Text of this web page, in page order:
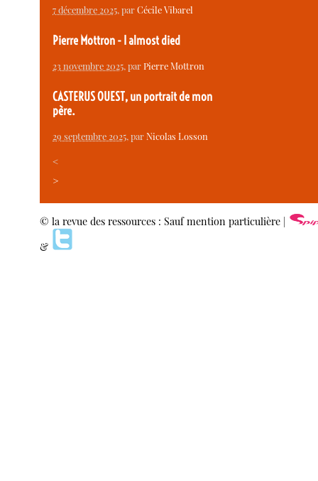
7 décembre 2025, parCécile Vibarel
Pierre Mottron - I almost died
23 novembre 2025, parPierre Mottron
CASTERUS OUEST, un portrait de mon
père.
29 septembre 2025, parNicolas Losson
<
>
© la revue des ressources : Sauf mention particulière |
&